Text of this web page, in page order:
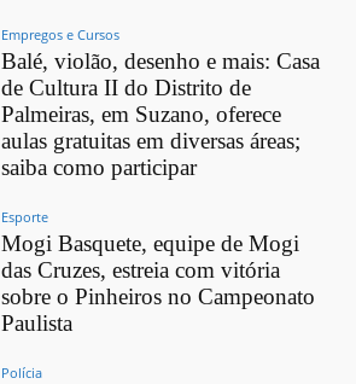
Empregos e Cursos
Balé, violão, desenho e mais: Casa
de Cultura II do Distrito de
Palmeiras, em Suzano, oferece
aulas gratuitas em diversas áreas;
saiba como participar
Esporte
Mogi Basquete, equipe de Mogi
das Cruzes, estreia com vitória
sobre o Pinheiros no Campeonato
Paulista
Polícia